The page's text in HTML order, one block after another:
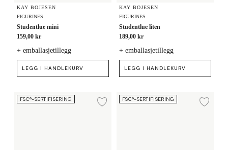
KAY BOJESEN
FIGURINES
Studentlue mini
159,00 kr
+ emballasjetillegg
LEGG I HANDLEKURV
KAY BOJESEN
FIGURINES
Studentlue liten
189,00 kr
+ emballasjetillegg
LEGG I HANDLEKURV
Studentlue mini
FSC®-SERTIFISERING
Legg til ønskeliste
Studentlue medium
FSC®-SERTIFISERING